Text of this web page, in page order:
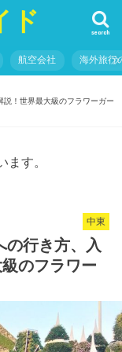
ド search
航空会社 海外旅行
説！世界最大級のフラワーガー
す。
中東
の行き方、入
のフラワー